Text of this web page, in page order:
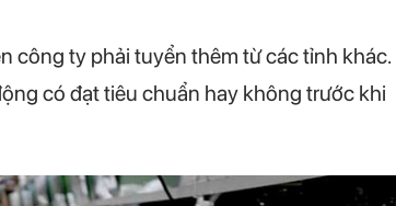
công ty phải tuyển thêm từ các tỉnh khác.
có đạt tiêu chuẩn hay không trước khi